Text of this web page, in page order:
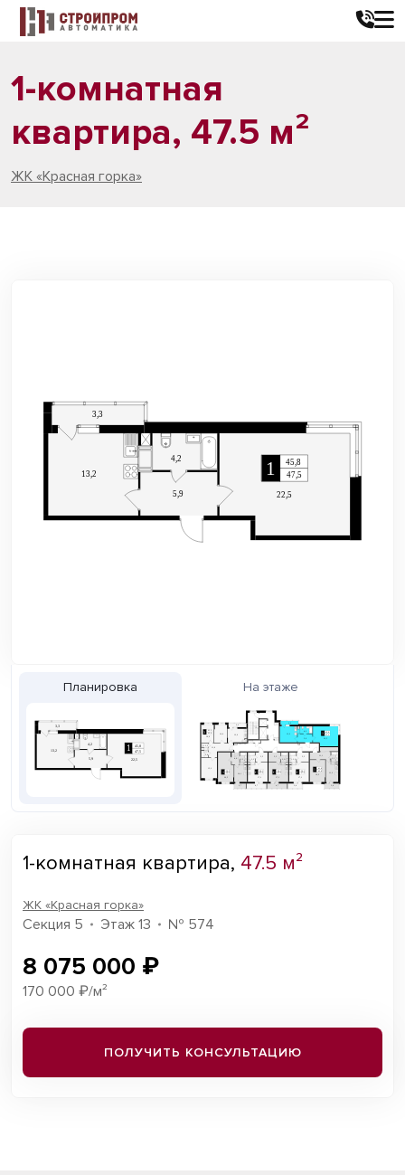
1-комнатная
квартира, 47.5 м²
ЖК «Красная горка»
Планировка На этаже
1-комнатная квартира, 47.5 м²
ЖК «Красная горка»
Секция 5 Этаж 13 № 574
8 075 000 ₽
170 000 ₽/м²
ПОЛУЧИТЬ КОНСУЛЬТАЦИЮ